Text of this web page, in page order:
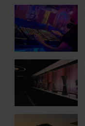
»
à
Valencia
Sessions
DJ
gratuites
les
nuits
d'été
au
Musée
&
Valencia
Basket